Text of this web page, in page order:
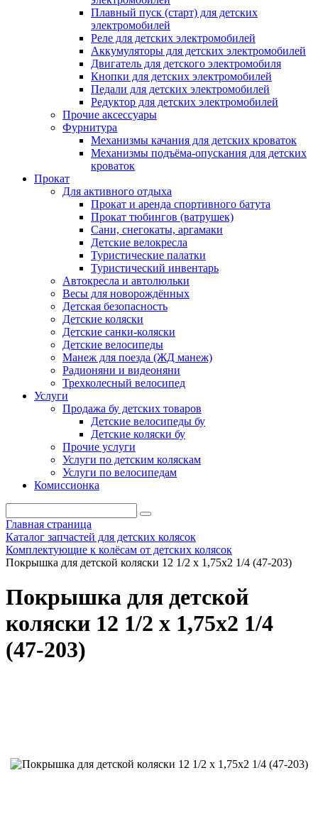
Плавный пуск (старт) для детских
электромобилей
Реле для детских электромобилей
Аккумуляторы для детских электромобилей
Двигатель для детского электромобиля
Кнопки для детских электромобилей
Педали для детских электромобилей
Редуктор для детских электромобилей
Прочие аксессуары
Фурнитура
Механизмы качания для детских кроваток
Механизмы подъёма-опускания для детских
кроваток
Прокат
Для активного отдыха
Прокат и аренда спортивного батута
Прокат тюбингов (ватрушек)
Сани, снегокаты, аргамаки
Детские велокресла
Туристические палатки
Туристический инвентарь
Автокресла и автолюльки
Весы для новорождённых
Детская безопасность
Детские коляски
Детские санки-коляски
Детские велосипеды
Манеж для поезда (ЖД манеж)
Радионяни и видеоняни
Трехколесный велосипед
Услуги
Продажа бу детских товаров
Детские велосипеды бу
Детские коляски бу
Прочие услуги
Услуги по детским коляскам
Услуги по велосипедам
Комиссионка
Главная страница
Каталог запчастей для детских колясок
Комплектующие к колёсам от детских колясок
Покрышка для детской коляски 12 1/2 x 1,75х2 1/4 (47-203)
Покрышка для детской
коляски 12 1/2 x 1,75х2 1/4
(47-203)